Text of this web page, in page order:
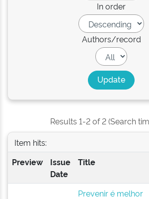
In order
Authors/record
Results 1-2 of 2 (Search
Item hits:
Preview
Issue
Date
Title
Prevenir é melhor